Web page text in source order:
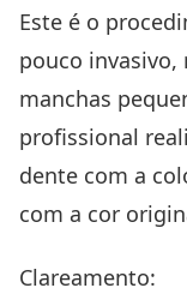
Este é o
pouco invasivo,
manchas
profissional
dente com a
com a cor
Clareamento: